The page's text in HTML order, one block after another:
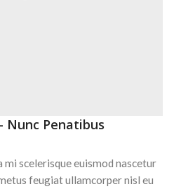
Nunc Penatibus
scelerisque euismod nascetur
feugiat ullamcorper nisl eu